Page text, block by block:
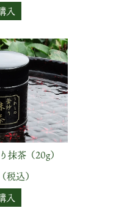
入
抹茶（20g）
税込）
入